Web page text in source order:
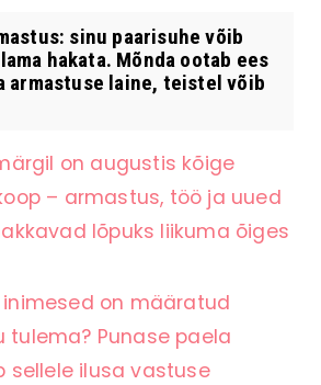
sinu paarisuhe võib
hakata. Mõnda ootab ees
armastuse laine, teistel võib
on augustis kõige
– armastus, töö ja uued
lõpuks liikuma õiges
on määratud
tulema? Punase paela
sellele ilusa vastuse